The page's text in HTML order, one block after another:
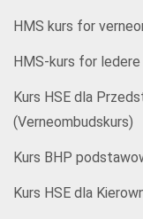
HMS kurs for
HMS-kurs for ledere
Kurs HSE dla
(Verneombudskurs)
Kurs BHP
Kurs HSE dla